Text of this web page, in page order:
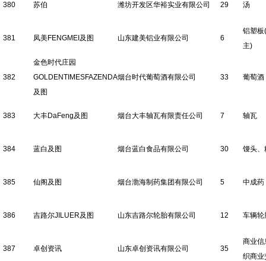
380 苏伯 潍坊开发区华裕实业有限公司 29 汤
381 凤美FENGMEI及图 山东建美铝业有限公司 6
铝塑板
主)
382
金色时代庄园
GOLDENTIMESFAZENDA
及图
烟台时代葡萄酒有限公司 33 葡萄酒
383 大丰DaFeng及图 烟台大丰轴瓦有限责任公司 7 轴瓦
384 蓝白及图 烟台蓝白食品有限公司 30 馒头、
385 仙阁及图 烟台渤海制药集团有限公司 5 中成药
386 吉路尔JILUER及图 山东吉路尔轮胎有限公司 12 车辆轮
387 卓创资讯 山东卓创资讯有限公司 35
商业信
织商业